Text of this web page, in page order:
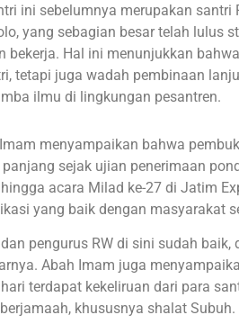
ini sebelumnya merupakan
yang sebagian besar telah lulus
bekerja. Hal ini menunjukkan
tetapi juga wadah pembinaan
ilmu di lingkungan pesantren.
menyampaikan bahwa
sejak ujian penerimaan
acara Milad ke-27 di Jatim
yang baik dengan masyarakat
pengurus RW di sini sudah
Abah Imam juga
terdapat kekeliruan dari para
khususnya shalat Subuh.